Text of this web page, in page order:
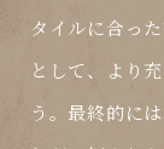
タイルに合っ
として、より
う。最終的に